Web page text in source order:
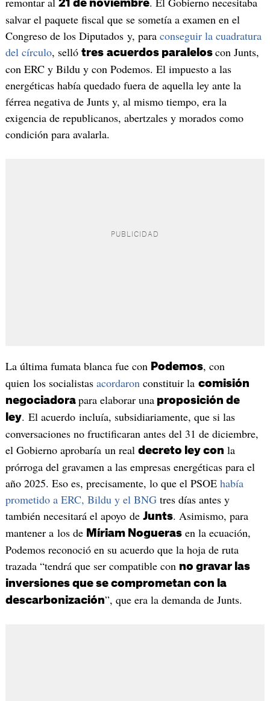
21 de noviembre
salvar el paquete fiscal que se sometía a examen en el
Congreso de los Diputados y, para conseguir la cuadratura
del círculo, selló tres acuerdos paralelos con Junts,
con ERC y Bildu y con Podemos. El impuesto a las
energéticas había quedado fuera de aquella ley ante la
férrea negativa de Junts y, al mismo tiempo, era la
exigencia de republicanos, abertzales y morados como
condición para avalarla.
La última fumata blanca fue con Podemos, con
quien los socialistas acordaron constituir la comisión
negociadora para elaborar unaproposición de
ley. El acuerdo incluía, subsidiariamente, que si las
conversaciones no fructificaran antes del 31 de diciembre,
el Gobierno aprobaría un real decreto ley con la
prórroga del gravamen a las empresas energéticas para el
año 2025. Eso es, precisamente, lo que el PSOE había
prometido a ERC, Bildu y el BNGtres días antes y
también necesitará el apoyo de Junts. Asimismo, para
mantener a los de Míriam Noguerasen la ecuación,
Podemos reconoció en su acuerdo que la hoja de ruta
trazada “tendrá que ser compatible con no gravar las
inversiones que se comprometan con la
descarbonización”, que era la demanda de Junts.